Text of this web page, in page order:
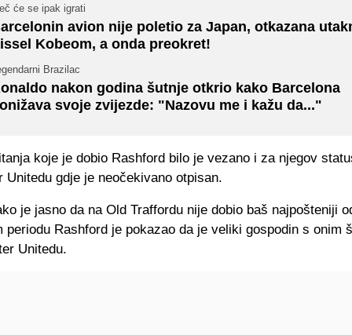
će se ipak igrati
avion nije poletio za Japan, otkazana
Kobeom, a onda preokret!
Brazilac
nakon godina šutnje otkrio kako Barcelona
svoje zvijezde: "Nazovu me i kažu da..."
koje je dobio Rashford bilo je vezano i za njegov
Unitedu gdje je neočekivano otpisan.
je jasno da na Old Traffordu nije dobio baš najpošteniji
periodu Rashford je pokazao da je veliki gospodin s onim
Unitedu.